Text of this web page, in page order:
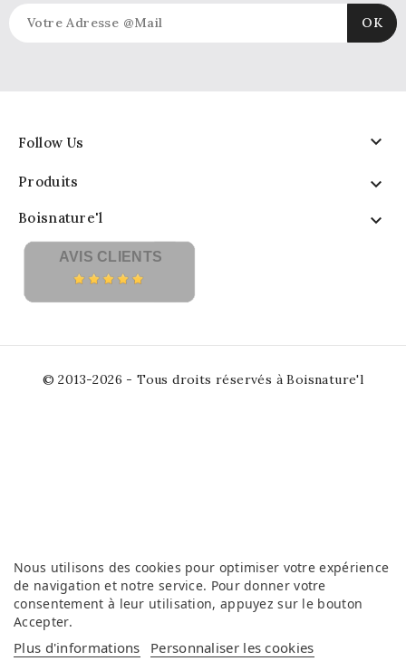
Follow Us 
Produits 
Boisnature'l 
Nous utilisons des cookies pour optimiser votre expérience
de navigation et notre service. Pour donner votre
consentement à leur utilisation, appuyez sur le bouton
Accepter.
Plus d'informations Personnaliser les cookies
AVIS CLIENTS
© 2013-2026 - Tous droits réservés à Boisnature'l